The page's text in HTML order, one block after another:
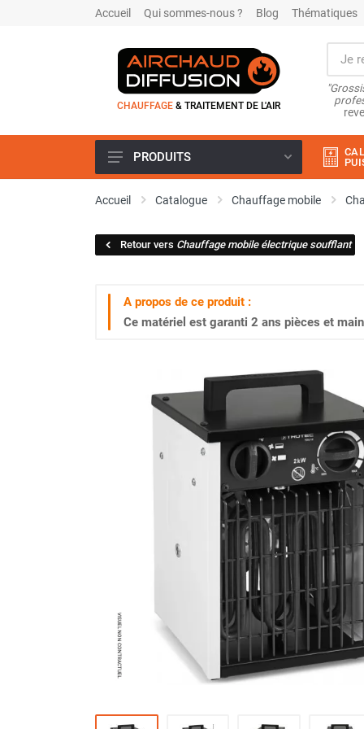
Accueil Qui sommes-nous ? Blog Thématiques
CHAUFFAGE & TRAITEMENT DE L'AIR
Climatiseur
Climatiseur mobile résidentiel et
Rafraîchisseur d'air
Rafraichisseur d'air mobile
Coffret de brumisation
Ventilateur brumisateur
Ventilateur / extracteur d'air mobile
Brasseur d'air
Ventilateur de chantier
Ventilateur centrifuge
Ventilateur de sol
Ventilateur de table
Extracteur d'air mural
Extracteur d'air mural hélicoïde
Extracteur d'air mural centrifuge
Extracteur d'air mural résidentiel
PRODUITS
Accueil Catalogue Chauffage mobile
Retour vers Chauffage mobile électrique soufflant
A propos de ce produit :
Ce matériel est garanti 2 ans pièces et